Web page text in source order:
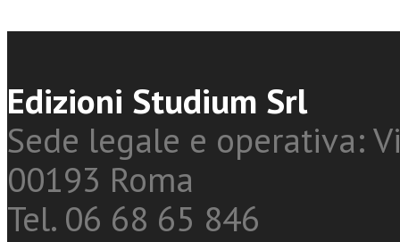
Edizioni Studium Srl
Sede legale e operativa:
00193 Roma
Tel. 06 68 65 846